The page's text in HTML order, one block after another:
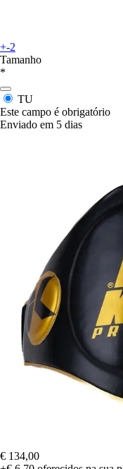
+-2
Tamanho
*
TU
Este campo é obrigatório
Enviado em 5 dias
€ 134,00